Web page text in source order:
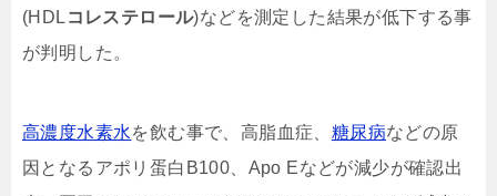
(HDL コレステロール)などを測定した結果が低下する事
が判明した。
高濃度水素水を飲む事で、高脂血症、 糖尿病などの原
因となるアポリ蛋白B100、Apo Eなどが減少が確認出